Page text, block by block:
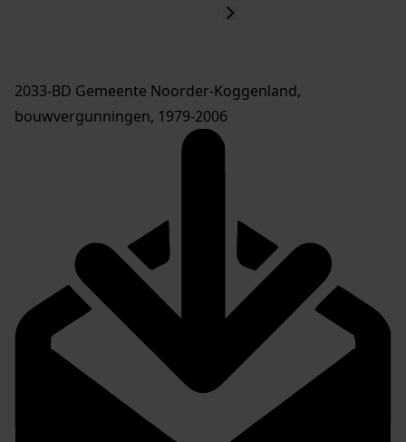
2033-BD Gemeente Noorder-Koggenland,
bouwvergunningen, 1979-2006